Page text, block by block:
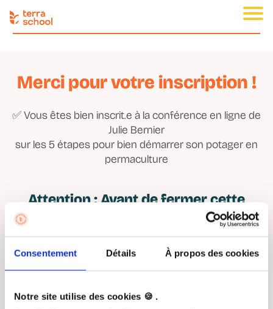
Consentement Détails À propos des cookies
Notre site utilise des cookies 🍪 .
Merci pour votre inscription !
✅ Vous êtes bien inscrit.e à la conférence en ligne de
Julie Bernier
sur les 5 étapes pour bien démarrer son potager en
permaculture
Attention : Avant de fermer cette
ces 3 actions
pour profiter pleinement de la
conférence en ligne :
adresse mail. Cliquez sur le lien pour la valider.